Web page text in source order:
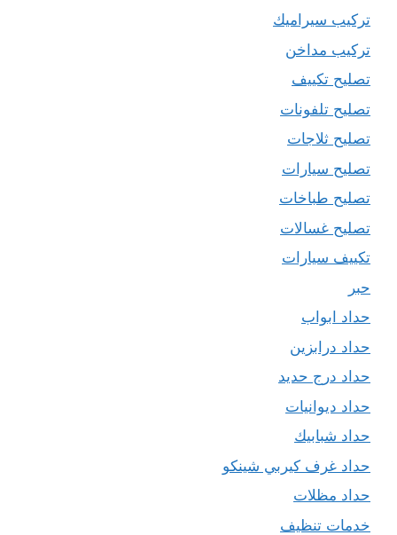
تركيب سيراميك
تركيب مداخن
تصليح تكييف
تصليح تلفونات
تصليح ثلاجات
تصليح سيارات
تصليح طباخات
تصليح غسالات
تكييف سيارات
حبر
حداد ابواب
حداد درابزين
حداد درج حديد
حداد ديوانيات
حداد شبابيك
حداد غرف كيربي شينكو
حداد مظلات
خدمات تنظيف